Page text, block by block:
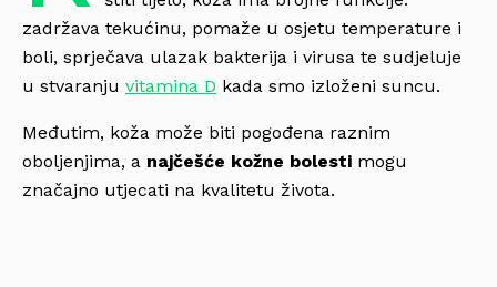
zadržava tekućinu, pomaže u osjetu temperature i
boli, sprječava ulazak bakterija i virusa te sudjeluje
u stvaranju vitamina D kada smo izloženi suncu.
Međutim, koža može biti pogođena raznim
oboljenjima, a najčešće kožne bolesti mogu
značajno utjecati na kvalitetu života.